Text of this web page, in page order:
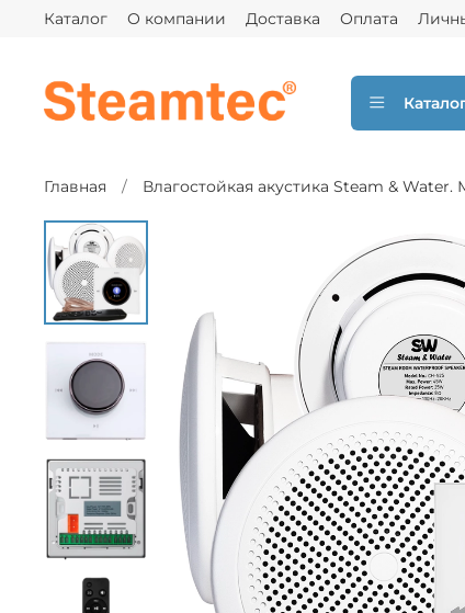
Каталог О компании Доставка Оплата
Главная Влагостойкая акустика Steam &